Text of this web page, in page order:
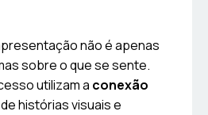
não é apenas
sobre o que se sente.
utilizam a conexão
histórias visuais e